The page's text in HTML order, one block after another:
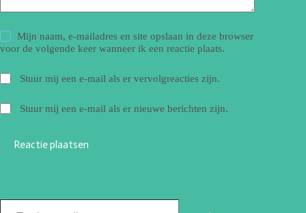
Mijn naam, e-mailadres en site opslaan in deze browser
voor de volgende keer wanneer ik een reactie plaats.
Stuur mij een e-mail als er vervolgreacties zijn.
Stuur mij een e-mail als er nieuwe berichten zijn.
Reactie plaatsen